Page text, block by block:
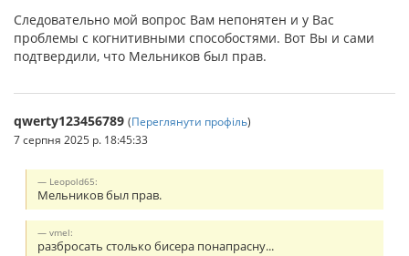
Следовательно мой вопрос Вам непонятен и у Вас
проблемы с когнитивными способостями. Вот Вы и сами
подтвердили, что Мельников был прав.
qwerty123456789 (Переглянути профіль)
7 серпня 2025 р. 18:45:33
Leopold65:
Мельников был прав.
vmel:
разбросать столько бисера понапрасну...